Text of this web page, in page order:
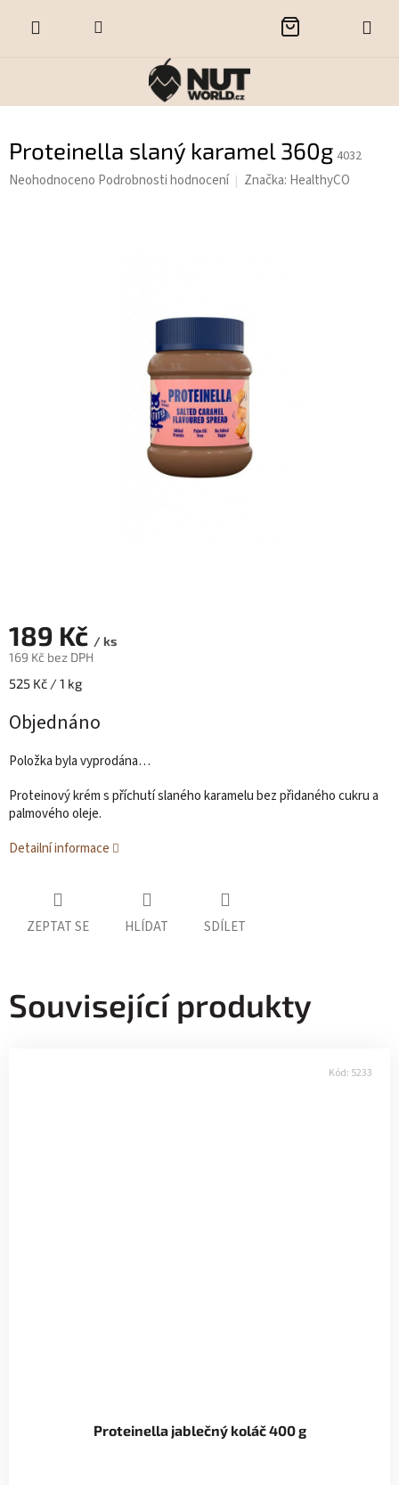
NÁKUPNÍ
Proteinella slaný karamel 360g 4032
Průměrné
Neohodnoceno Podrobnosti hodnocení Značka: HealthyCO
189 Kč / ks
169 Kč bez DPH
Měrná
525 Kč / 1 kg
Objednáno
Položka byla vyprodána…
Proteinový krém s příchutí slaného karamelu bez přidaného cukru a
palmového oleje.
Detailní informace
ZEPTAT SE HLÍDAT SDÍLET
Související produkty
Proteinella jablečný koláč 400 g
Kód: 5233